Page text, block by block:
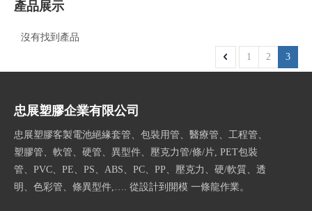
產品展示
沒有找到產品
1
2 3
忠展塑膠企業有限公司
忠展塑膠客製電池絕緣套管、包裝用管、醫療管、工程管、
塑膠管、軟管、硬管、異型件、壓克力管/條/片, PET包裝
管、PVC、PE、PS、ABS、PC、PP、壓克力、硬/軟質、透
明、色彩管、條異型件,…. 從設計到開模 一條龍作業。